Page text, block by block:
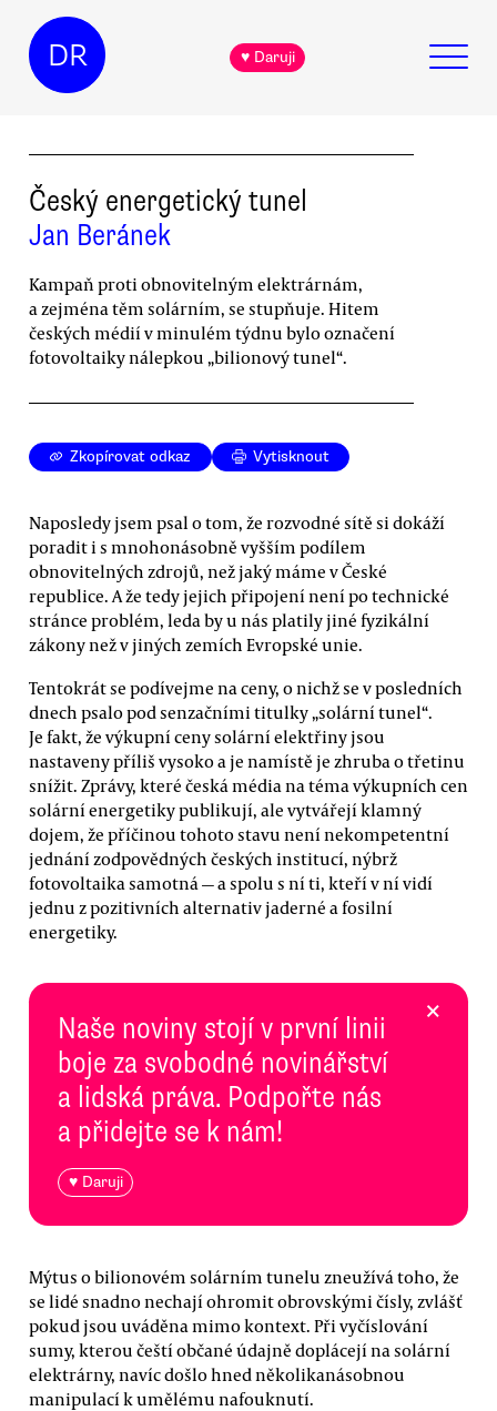
DR ♥ Daruji
Český energetický tunel
Jan Beránek
Kampaň proti obnovitelným elektrárnám,
a zejména těm solárním, se stupňuje. Hitem
českých médií v minulém týdnu bylo označení
fotovoltaiky nálepkou „bilionový tunel“.
Zkopírovat odkaz Vytisknout
Naposledy jsem psal o tom, že rozvodné sítě si dokáží
poradit i s mnohonásobně vyšším podílem
obnovitelných zdrojů, než jaký máme v České
republice. A že tedy jejich připojení není po technické
stránce problém, leda by u nás platily jiné fyzikální
zákony než v jiných zemích Evropské unie.
Tentokrát se podívejme na ceny, o nichž se v posledních
dnech psalo pod senzačními titulky „solární tunel“.
Je fakt, že výkupní ceny solární elektřiny jsou
nastaveny příliš vysoko a je namístě je zhruba o třetinu
snížit. Zprávy, které česká média na téma výkupních cen
solární energetiky publikují, ale vytvářejí klamný
dojem, že příčinou tohoto stavu není nekompetentní
jednání zodpovědných českých institucí, nýbrž
fotovoltaika samotná — a spolu s ní ti, kteří v ní vidí
jednu z pozitivních alternativ jaderné a fosilní
energetiky.
Naše noviny stojí v první linii
boje za svobodné novinářství
a lidská práva. Podpořte nás
a přidejte se k nám!
♥ Daruji
×
Mýtus o bilionovém solárním tunelu zneužívá toho, že
se lidé snadno nechají ohromit obrovskými čísly, zvlášť
pokud jsou uváděna mimo kontext. Při vyčíslování
sumy, kterou čeští občané údajně doplácejí na solární
elektrárny, navíc došlo hned několikanásobnou
manipulací k umělému nafouknutí.